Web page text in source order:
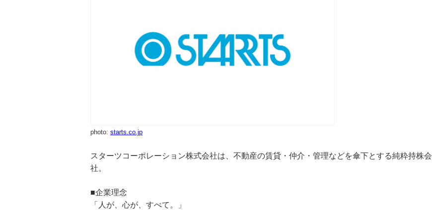
photo: starts.co.jp
スターツコーポレーション株式会社は、不動産の賃貸・仲介・管理などを傘下とする純粋持株会
社。
■企業理念
「人が、心が、すべて。」